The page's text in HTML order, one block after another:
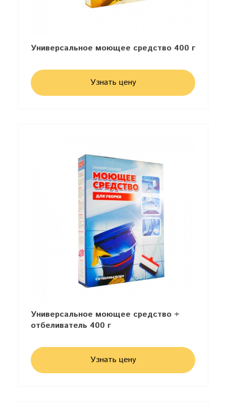
Универсальное моющее средство 400 г
Узнать цену
Универсальное моющее средство +
отбеливатель 400 г
Узнать цену